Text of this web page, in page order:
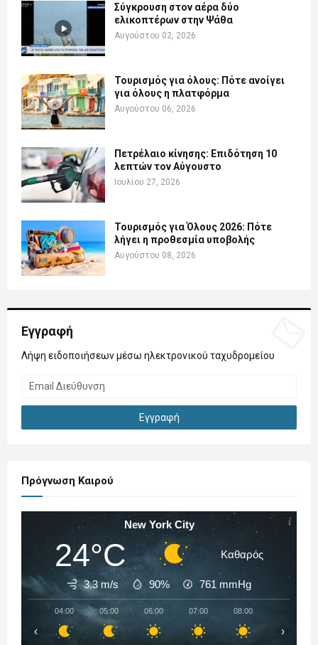
Σύγκρουση στον αέρα δύο
ελικοπτέρων στην Ψάθα
Αυγούστου 02, 2026
Τουρισμός για όλους: Πότε ανοίγει
για όλους η πλατφόρμα
Αυγούστου 06, 2026
Πετρέλαιο κίνησης: Επιδότηση 10
λεπτών τον Αύγουστο
Ιουλίου 27, 2026
Τουρισμός για Όλους 2026: Πότε
λήγει η προθεσμία υποβολής
Αυγούστου 08, 2026
Εγγραφή
Λήψη ειδοποιήσεων μέσω ηλεκτρονικού ταχυδρομείου
Πρόγνωση Καιρού
New York City
24°C Καθαρός
3.3 m/s 90% 761 mmHg
04:00 05:00 06:00 07:00 08:00
‹ ›